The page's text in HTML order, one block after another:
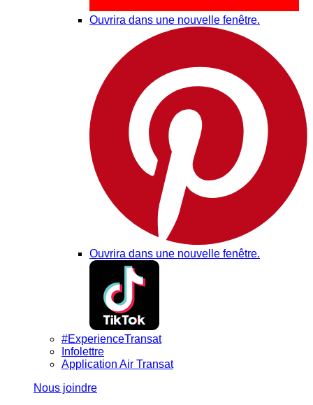
Ouvrira dans une nouvelle fenêtre.
Ouvrira dans une nouvelle fenêtre.
#ExperienceTransat
Infolettre
Application Air Transat
Nous joindre